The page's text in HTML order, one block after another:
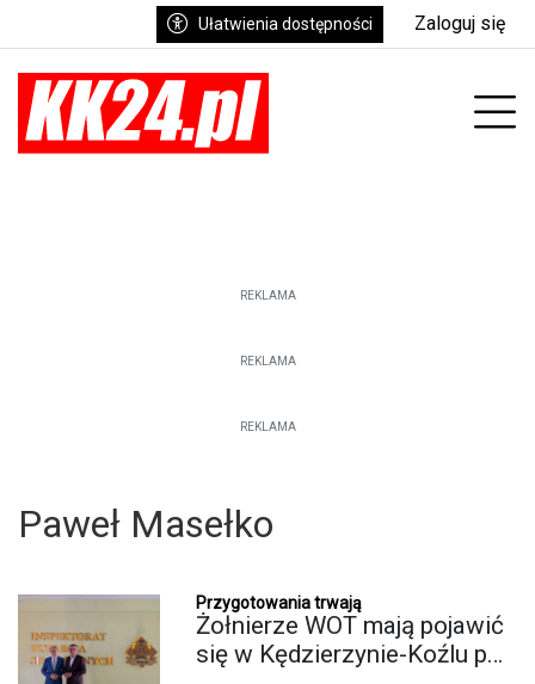
Ułatwienia dostępności Zaloguj się
REKLAMA
REKLAMA
REKLAMA
Paweł Masełko
Przygotowania trwają
Żołnierze WOT mają pojawić
się w Kędzierzynie-Koźlu pod